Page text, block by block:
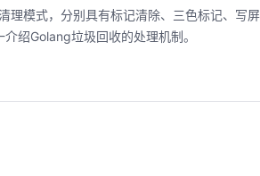
理模式，分别具有标记清除、三色标记、写
绍Golang垃圾回收的处理机制。